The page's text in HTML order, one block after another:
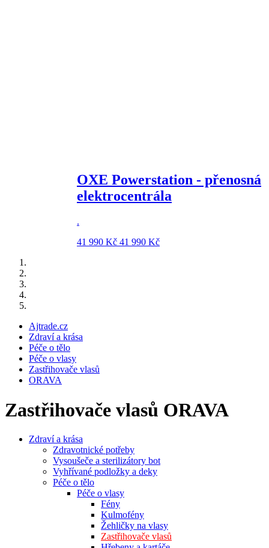
OXE Powerstation - přenosná
elektrocentrála
.
41 990 Kč 41 990 Kč
Ajtrade.cz
Zdraví a krása
Péče o tělo
Péče o vlasy
Zastřihovače vlasů
ORAVA
Zastřihovače vlasů ORAVA
Zdraví a krása
Zdravotnické potřeby
Vysoušeče a sterilizátory bot
Vyhřívané podložky a deky
Péče o tělo
Péče o vlasy
Fény
Kulmofény
Žehličky na vlasy
Zastřihovače vlasů